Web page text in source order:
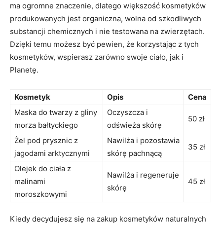
ma ogromne ‍znaczenie, dlatego większość kosmetyków
produkowanych jest organiczna, wolna od szkodliwych
substancji chemicznych i nie testowana na zwierzętach.
Dzięki temu‌ możesz być ⁤pewien, że korzystając z tych
kosmetyków, wspierasz ‍zarówno‌ swoje ciało, jak i
Planetę.
Kosmetyk Opis
Cena
Maska do ⁤twarzy z gliny
⁤morza ⁣bałtyckiego
Oczyszcza i
⁢odświeża ⁣skórę
50 zł
Żel‍ pod prysznic z
jagodami arktycznymi
Nawilża i pozostawia
skórę pachnącą
35⁤ zł
Olejek do ciała z
malinami
moroszkowymi
Nawilża i ​regeneruje
skórę
45 zł
Kiedy decydujesz⁣ się ​na zakup kosmetyków naturalnych